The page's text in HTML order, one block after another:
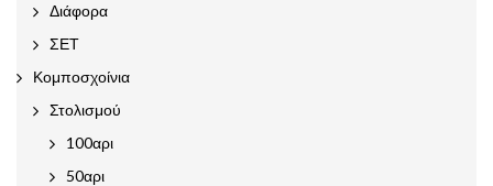
Διάφορα
ΣΕΤ
Κομποσχοίνια
Στολισμού
100αρι
50αρι